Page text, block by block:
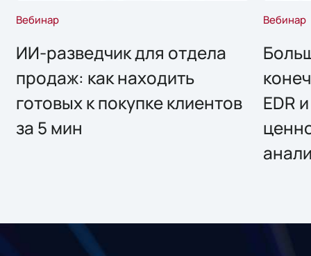
Вебинар
ИИ-разведчик для отдела
продаж: как находить
готовых к покупке клиентов
за 5 мин
Вебинар
EDR